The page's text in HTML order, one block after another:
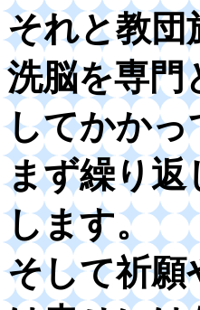
それと教団
洗脳を専門
してかかっ
まず繰り返
します。
そして祈願